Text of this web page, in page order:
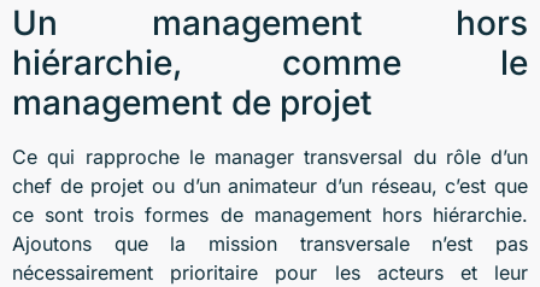
Un management hors
hiérarchie, comme le
management de projet
Ce qui rapproche le manager transversal du rôle d’un
chef de projet ou d’un animateur d’un réseau, c’est que
ce sont trois formes de management hors hiérarchie.
Ajoutons que la mission transversale n’est pas
nécessairement prioritaire pour les acteurs et leur